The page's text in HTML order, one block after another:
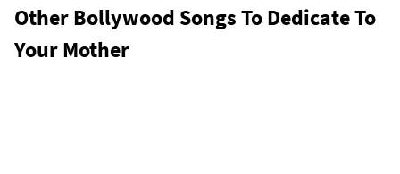
Other Bollywood Songs To Dedicate To
Your Mother